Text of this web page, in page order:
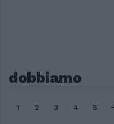
dobbiamo
1 2 3 4 5